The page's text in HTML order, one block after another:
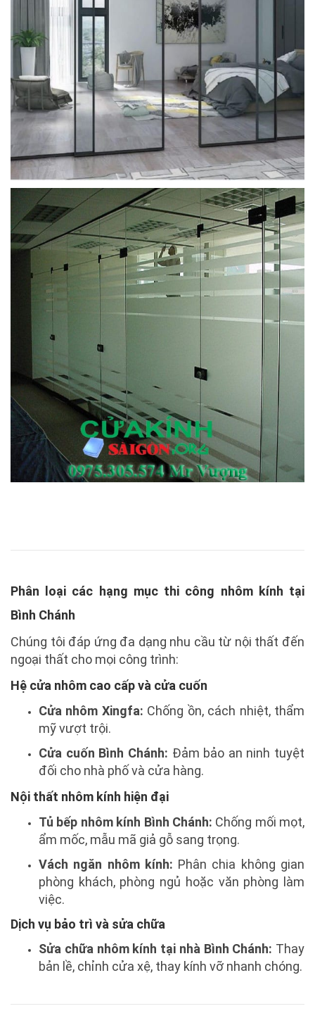
Phân loại các hạng mục thi công nhôm kính tại
Bình Chánh
Chúng tôi đáp ứng đa dạng nhu cầu từ nội thất đến
ngoại thất cho mọi công trình:
Hệ cửa nhôm cao cấp và cửa cuốn
Cửa nhôm Xingfa: Chống ồn, cách nhiệt, thẩm
mỹ vượt trội.
Cửa cuốn Bình Chánh: Đảm bảo an ninh tuyệt
đối cho nhà phố và cửa hàng.
Nội thất nhôm kính hiện đại
Tủ bếp nhôm kính Bình Chánh: Chống mối mọt,
ẩm mốc, mẫu mã giả gỗ sang trọng.
Vách ngăn nhôm kính: Phân chia không gian
phòng khách, phòng ngủ hoặc văn phòng làm
việc.
Dịch vụ bảo trì và sửa chữa
Sửa chữa nhôm kính tại nhà Bình Chánh: Thay
bản lề, chỉnh cửa xệ, thay kính vỡ nhanh chóng.